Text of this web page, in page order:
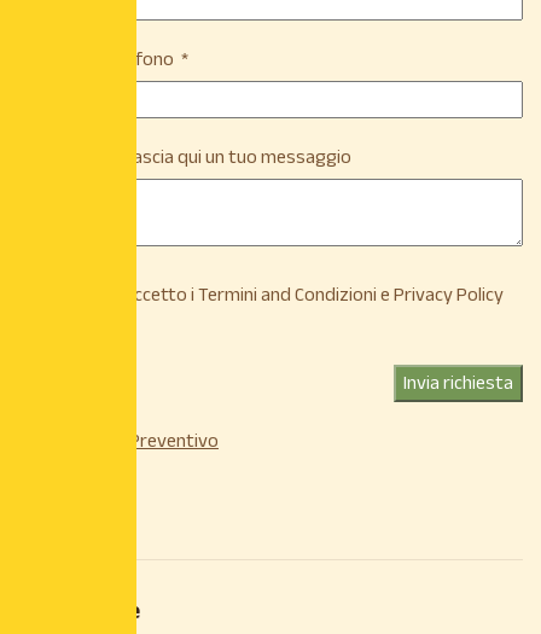
Numero di Telefono
Se lo desideri lascia qui un tuo messaggio
Ho letto e accetto iTermini and CondizioniePrivacy Policy
Invia richiesta
Su Preventivo
Descrizione